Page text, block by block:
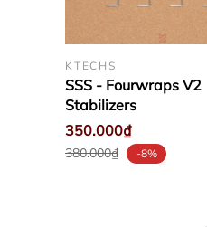
KTECHS
SSS - Fourwraps V2
Stabilizers
350.000₫
380.000₫ -8%